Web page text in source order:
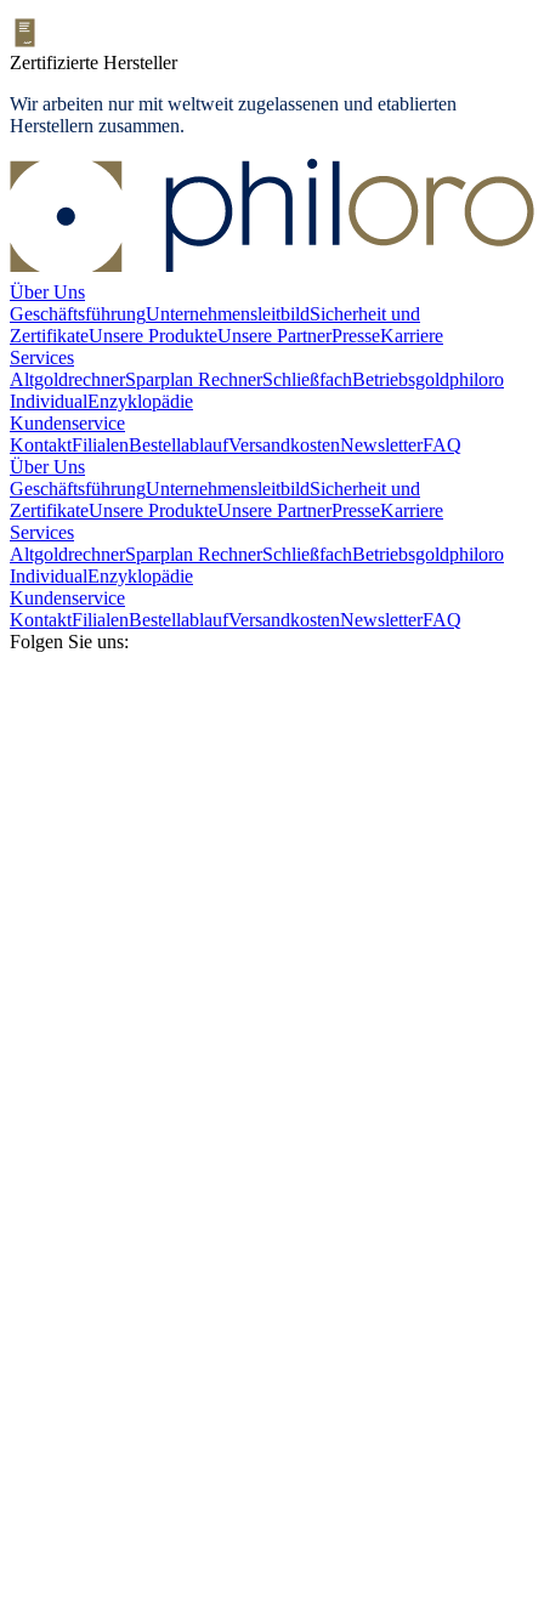
Zertifizierte Hersteller
Wir arbeiten nur mit weltweit zugelassenen und etablierten
Herstellern zusammen.
Über Uns
GeschäftsführungUnternehmensleitbildSicherheit und
ZertifikateUnsere ProdukteUnsere PartnerPresseKarriere
Services
AltgoldrechnerSparplan RechnerSchließfachBetriebsgoldphiloro
IndividualEnzyklopädie
Kundenservice
KontaktFilialenBestellablaufVersandkostenNewsletterFAQ
Über Uns
GeschäftsführungUnternehmensleitbildSicherheit und
ZertifikateUnsere ProdukteUnsere PartnerPresseKarriere
Services
AltgoldrechnerSparplan RechnerSchließfachBetriebsgoldphiloro
IndividualEnzyklopädie
Kundenservice
KontaktFilialenBestellablaufVersandkostenNewsletterFAQ
Folgen Sie uns: